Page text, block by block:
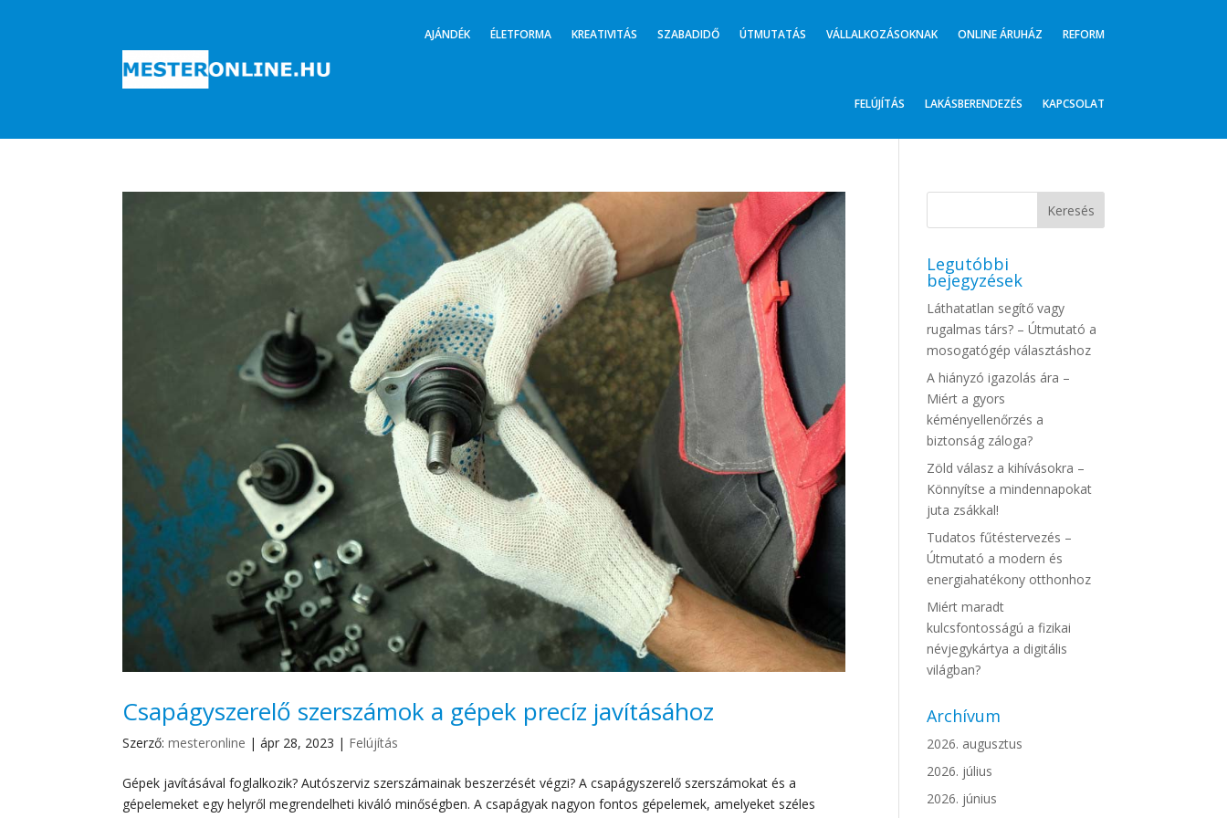
AJÁNDÉK ÉLETFORMA KREATIVITÁS SZABADIDŐ ÚTMUTATÁS VÁLLALKOZÁSOKNAK ONLINE ÁRUHÁZ REFORM
FELÚJÍTÁS LAKÁSBERENDEZÉS KAPCSOLAT
Csapágyszerelő szerszámok a gépek precíz javításához
Szerző:mesteronline |ápr 28, 2023 | Felújítás
Gépek javításával foglalkozik? Autószerviz szerszámainak beszerzését végzi? A csapágyszerelő szerszámokat és a
gépelemeket egy helyről megrendelheti kiváló minőségben. A csapágyak nagyon fontos gépelemek, amelyeket széles
Legutóbbi
bejegyzések
Láthatatlan segítő vagy
rugalmas társ? – Útmutató a
mosogatógép választáshoz
A hiányzó igazolás ára –
Miért a gyors
kéményellenőrzés a
biztonság záloga?
Zöld válasz a kihívásokra –
Könnyítse a mindennapokat
juta zsákkal!
Tudatos fűtéstervezés –
Útmutató a modern és
energiahatékony otthonhoz
Miért maradt
kulcsfontosságú a fizikai
névjegykártya a digitális
világban?
Archívum
2026. augusztus
2026. július
2026. június